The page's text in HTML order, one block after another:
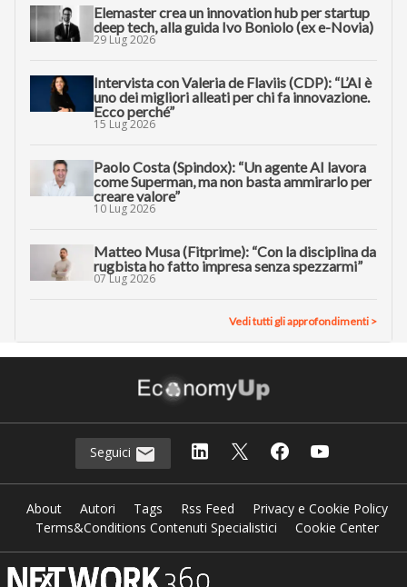
Elemaster crea un innovation hub per startup
deep tech, alla guida Ivo Boniolo (ex e-Novia)
29 Lug 2026
Intervista con Valeria de Flaviis (CDP): “L’AI è
uno dei migliori alleati per chi fa innovazione.
Ecco perché”
15 Lug 2026
Paolo Costa (Spindox): “Un agente AI lavora
come Superman, ma non basta ammirarlo per
creare valore”
10 Lug 2026
Matteo Musa (Fitprime): “Con la disciplina da
rugbista ho fatto impresa senza spezzarmi”
07 Lug 2026
Vedi tutti gli approfondimenti >
Seguici
About Autori Tags Rss Feed
Privacy e Cookie Policy
Terms&Conditions Contenuti Specialistici
Cookie Center